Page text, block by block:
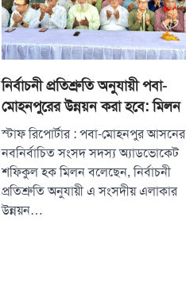
নির্বাচনী প্রতিশ্রুতি অনুযায়ী পবা-
মোহনপুরের উন্নয়ন করা হবে: মিলন
স্টাফ রিপোর্টার : পবা-মোহনপুর আসনের
নবনির্বাচিত সংসদ সদস্য অ্যাডভোকেট
শফিকুল হক মিলন বলেছেন, নির্বাচনী
প্রতিশ্রুতি অনুযায়ী এ সংসদীয় এলাকার
উন্নয়ন…